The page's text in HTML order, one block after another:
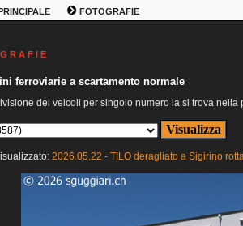
FOTOGRAFIE
R A F I E
ferroviarie a scartamento normale
dei veicoli per singolo numero la si trova nella
2026.05.22 - TILO deragliato a Sigirino